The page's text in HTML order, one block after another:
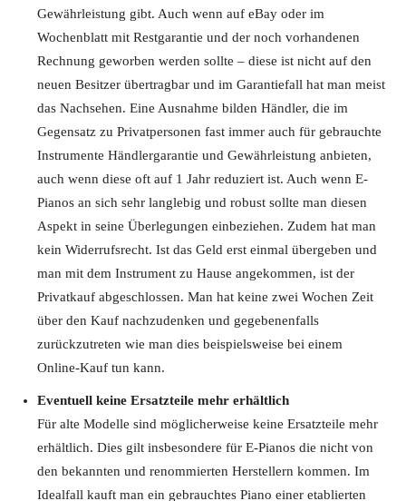
Gewährleistung gibt. Auch wenn auf eBay oder im
Wochenblatt mit Restgarantie und der noch vorhandenen
Rechnung geworben werden sollte – diese ist nicht auf den
neuen Besitzer übertragbar und im Garantiefall hat man meist
das Nachsehen. Eine Ausnahme bilden Händler, die im
Gegensatz zu Privatpersonen fast immer auch für gebrauchte
Instrumente Händlergarantie und Gewährleistung anbieten,
auch wenn diese oft auf 1 Jahr reduziert ist. Auch wenn E-
Pianos an sich sehr langlebig und robust sollte man diesen
Aspekt in seine Überlegungen einbeziehen. Zudem hat man
kein Widerrufsrecht. Ist das Geld erst einmal übergeben und
man mit dem Instrument zu Hause angekommen, ist der
Privatkauf abgeschlossen. Man hat keine zwei Wochen Zeit
über den Kauf nachzudenken und gegebenenfalls
zurückzutreten wie man dies beispielsweise bei einem
Online-Kauf tun kann.
Eventuell keine Ersatzteile mehr erhältlich
Für alte Modelle sind möglicherweise keine Ersatzteile mehr
erhältlich. Dies gilt insbesondere für E-Pianos die nicht von
den bekannten und renommierten Herstellern kommen. Im
Idealfall kauft man ein gebrauchtes Piano einer etablierten